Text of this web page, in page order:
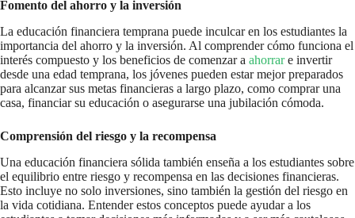
Fomento del ahorro y la inversión
La educación financiera temprana puede inculcar en los estudiantes la
importancia del ahorro y la inversión. Al comprender cómo funciona el
interés compuesto y los beneficios de comenzar a ahorrare invertir
desde una edad temprana, los jóvenes pueden estar mejor preparados
para alcanzar sus metas financieras a largo plazo, como comprar una
casa, financiar su educación o asegurarse una jubilación cómoda.
Comprensión del riesgo y la recompensa
Una educación financiera sólida también enseña a los estudiantes sobre
el equilibrio entre riesgo y recompensa en las decisiones financieras.
Esto incluye no solo inversiones, sino también la gestión del riesgo en
la vida cotidiana. Entender estos conceptos puede ayudar a los